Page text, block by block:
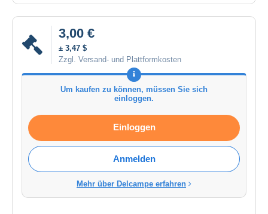
3,00 €
± 3,47 $
Zzgl. Versand- und Plattformkosten
Um kaufen zu können, müssen Sie sich
einloggen.
Einloggen
Anmelden
Mehr über Delcampe erfahren